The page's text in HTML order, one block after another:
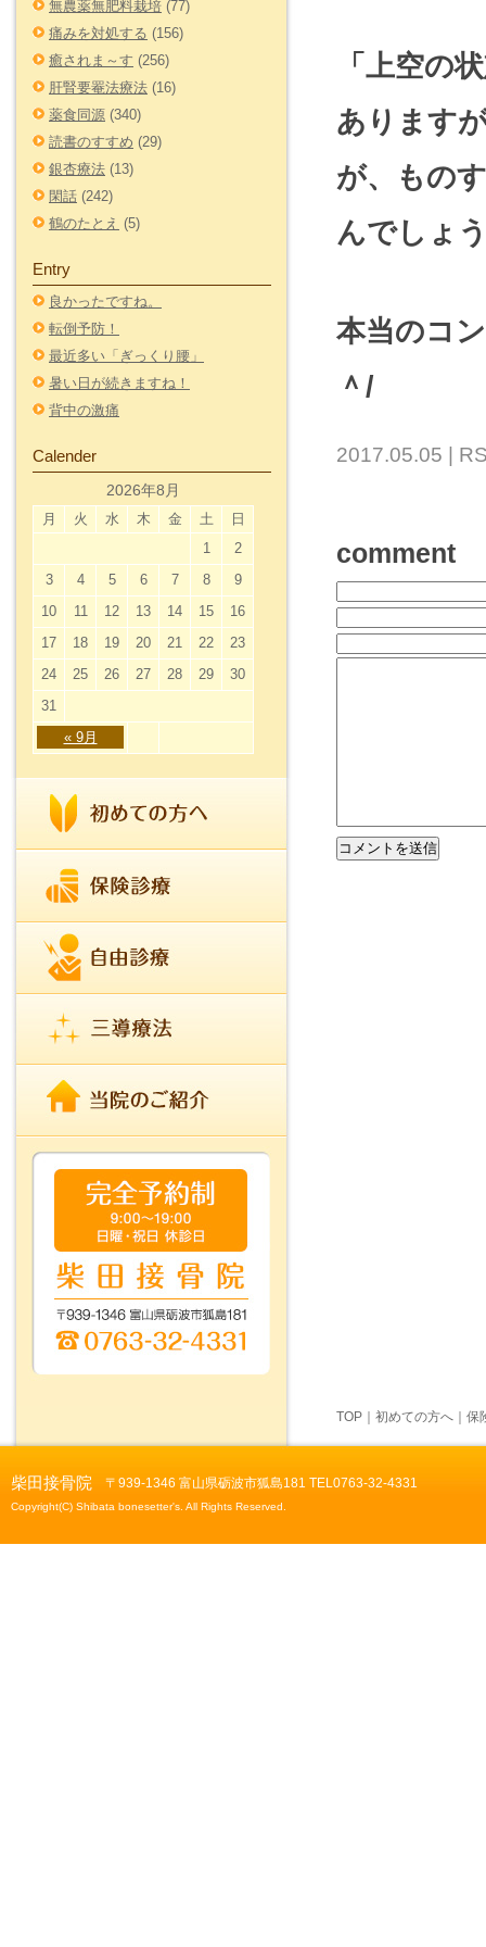
無農薬無肥料栽培 (77)
痛みを対処する (156)
癒されま～す (256)
肝腎要罨法療法 (16)
薬食同源 (340)
読書のすすめ (29)
銀杏療法 (13)
閑話 (242)
鶴のたとえ (5)
Entry
良かったですね。
転倒予防！
最近多い「ぎっくり腰」
暑い日が続きますね！
背中の激痛
Calender
2026年8月
月 火 水 木 金 土 日
« 9月
1
2
3
4 5 6 7 8
9
10
11 12 13 14 15
16
17
18 19 20 21 22
23
24
25 26 27 28 29
30
31
「上空の
あります
が、もの
んでしょ
本当のコ
＾/
2017.05.05 |
comment
TOP 初めての方へ 保
柴田接骨院 〒939-1346 富山県砺波市狐島181 TEL0763-32-4331
Copyright(C) Shibata bonesetter's. All Rights Reserved.